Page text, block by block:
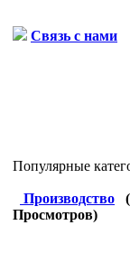
Связь с нами
Популярные
Производство (
Просмотров)